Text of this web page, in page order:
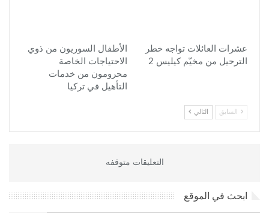
عشرات العائلات تواجه خطر
الترحيل من مخيّم كيليس 2
الأطفال السوريون من ذوي
الاحتياجات الخاصة
محرومون من خدمات
التأهيل في تركيا
السابق التالي
التعليقات متوقفه
ابحث في الموقع